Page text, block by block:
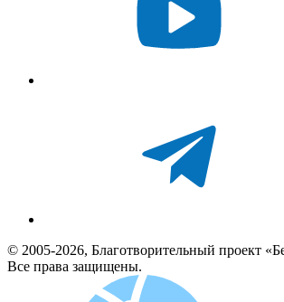
© 2005-2026, Благотворительный проект
Все права защищены.